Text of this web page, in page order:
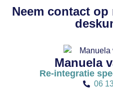
Neem contact op
Manuela
Re-integratie
06